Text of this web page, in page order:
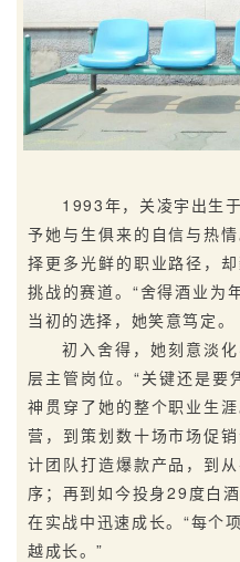
1993年，关凌宇出生
予她与生俱来的自信与热
择更多光鲜的职业路径，
挑战的赛道。“舍得酒业为
当初的选择，她笑意笃定。
初入舍得，她刻意淡
层主管岗位。“关键还是要
神贯穿了她的整个职业生
营，到策划数十场市场促
计团队打造爆款产品，到
序；再到如今投身29度白
在实战中迅速成长。“每个
越成长。”